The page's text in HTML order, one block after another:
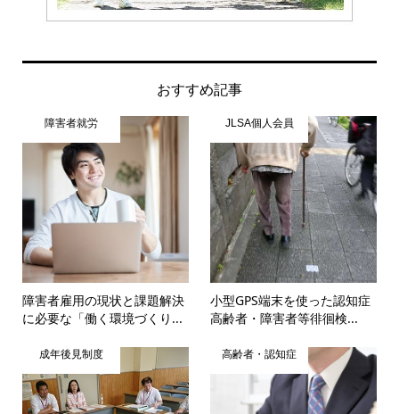
おすすめ記事
障害者就労
障害者雇用の現状と課題解決
に必要な「働く環境づくり...
JLSA個人会員
小型GPS端末を使った認知症
高齢者・障害者等徘徊検...
成年後見制度 高齢者・認知症